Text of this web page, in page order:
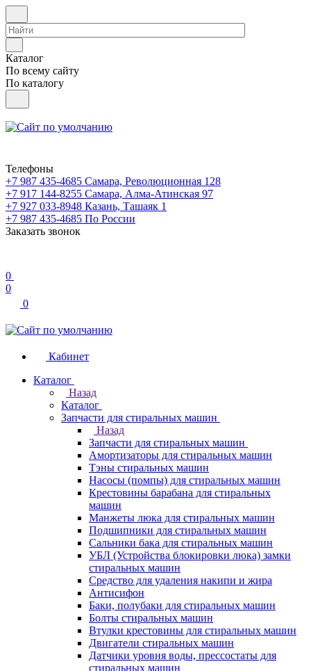
Каталог
По всему сайту
По каталогу
Телефоны
+7 987 435-4685 Самара, Революционная 128
+7 917 144-8255 Самара, Алма-Атинская 97
+7 927 033-8948 Казань, Ташаяк 1
+7 987 435-4685 По России
Заказать звонок
0
0
0
Кабинет
Каталог
Назад
Каталог
Запчасти для стиральных машин
Назад
Запчасти для стиральных машин
Амортизаторы для стиральных машин
Тэны стиральных машин
Насосы (помпы) для стиральных машин
Крестовины барабана для стиральных
машин
Манжеты люка для стиральных машин
Подшипники для стиральных машин
Сальники бака для стиральных машин
УБЛ (Устройства блокировки люка) замки
стиральных машин
Средство для удаления накипи и жира
Антисифон
Баки, полубаки для стиральных машин
Болты стиральных машин
Втулки крестовины для стиральных машин
Двигатели стиральных машин
Датчики уровня воды, прессостаты для
стиральных машин